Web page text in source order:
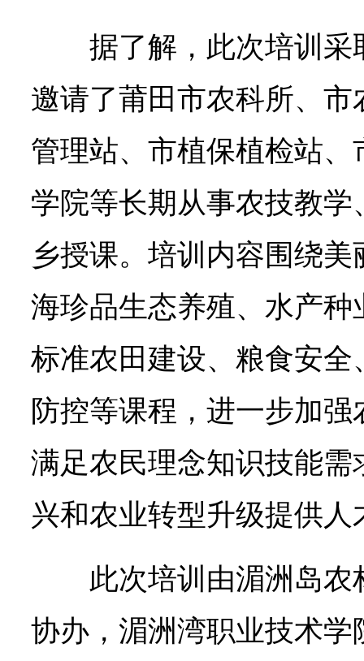
据了解，此次培训
邀请了莆田市农科所、
管理站、市植保植检站
学院等长期从事农技教
乡授课。培训内容围绕
海珍品生态养殖、水产
标准农田建设、粮食安
防控等课程，进一步加
满足农民理念知识技能
兴和农业转型升级提供
此次培训由湄洲岛
协办，湄洲湾职业技术学